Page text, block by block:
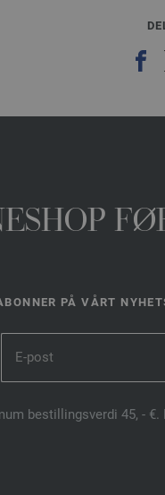
PÅ VÅRT
bestillingsverdi 45, -